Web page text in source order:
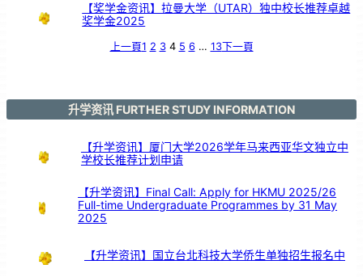
【奖学金资讯】拉曼大学（UTAR）独中校长推荐卓越
奖学金2025
上一頁1 2 3 4 5 6 … 13下一頁
升学资讯 FURTHER STUDY INFORMATION
【升学资讯】厦门大学2026学年马来西亚华文独立中
学校长推荐计划申请
【升学资讯】Final Call: Apply for HKMU 2025/26
Full-time Undergraduate Programmes by 31 May
2025
【升学资讯】国立台北科技大学侨生单独招生报名中